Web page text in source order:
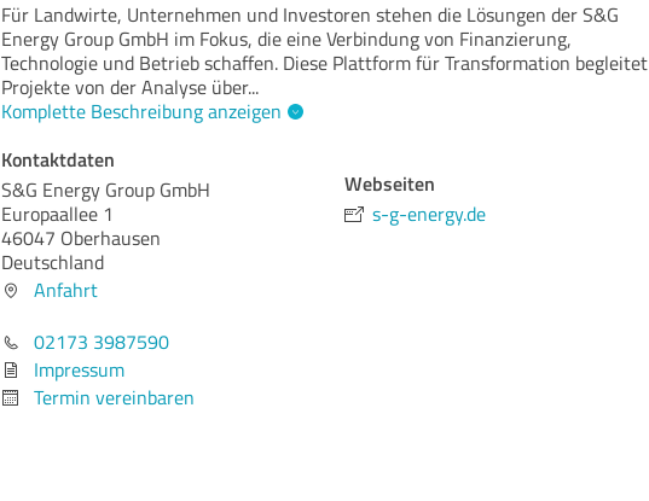
Für Landwirte, Unternehmen und Investoren stehen die Lösungen der S&G
Energy Group GmbH im Fokus, die eine Verbindung von Finanzierung,
Technologie und Betrieb schaffen. Diese Plattform für Transformation begleitet
Projekte von der Analyse über...
Komplette Beschreibung anzeigen
Kontaktdaten
S&G Energy Group GmbH
Europaallee 1
46047 Oberhausen
Deutschland
Anfahrt
02173 3987590
Impressum
Termin vereinbaren
Webseiten
s-g-energy.de